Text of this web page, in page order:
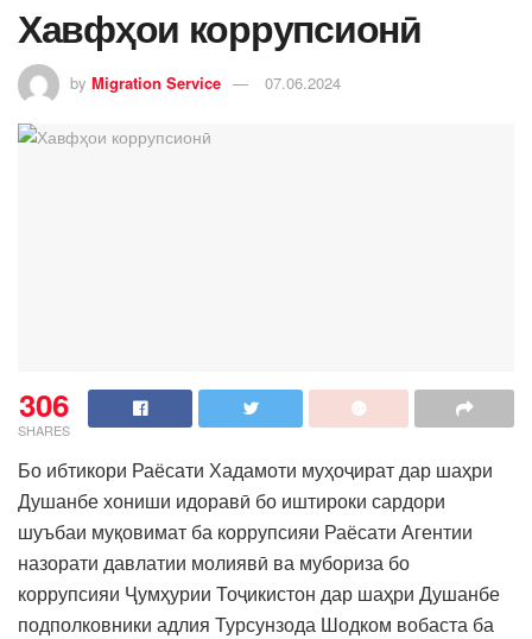
Хавфҳои коррупсионӣ
by Migration Service 07.06.2024
306
SHARES
Бо ибтикори Раёсати Хадамоти муҳоҷират дар шаҳри
Душанбе хониши идоравӣ бо иштироки сардори
шуъбаи муқовимат ба коррупсияи Раёсати Агентии
назорати давлатии молиявӣ ва мубориза бо
коррупсияи Ҷумҳурии Тоҷикистон дар шаҳри Душанбе
подполковники адлия Турсунзода Шодком вобаста ба